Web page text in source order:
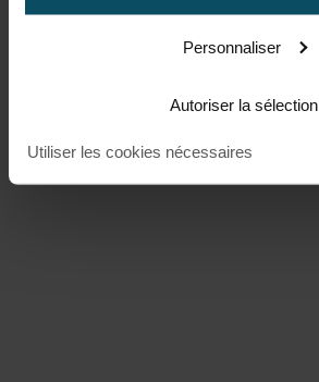
Personnaliser
Autoriser la sélection
Utiliser les cookies nécessaires